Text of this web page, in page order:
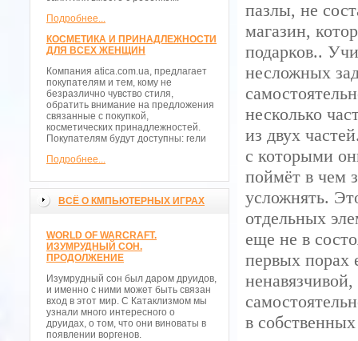
Подробнее...
КОСМЕТИКА И ПРИНАДЛЕЖНОСТИ
ДЛЯ ВСЕХ ЖЕНЩИН
Компания atica.com.ua, предлагает
покупателям и тем, кому не
безразлично чувство стиля,
обратить внимание на предложения
связанные с покупкой,
косметических принадлежностей.
Покупателям будут доступны: гели
Подробнее...
ВСЁ О КМПЬЮТЕРНЫХ ИГРАХ
WORLD OF WARCRAFT.
ИЗУМРУДНЫЙ СОН.
ПРОДОЛЖЕНИЕ
Изумрудный сон был даром друидов,
и именно с ними может быть связан
вход в этот мир. С Катаклизмом мы
узнали много интересного о
друидах, о том, что они виноваты в
появлении воргенов.
пазлы, не
магазин,
подарков..
несложных
несколько
из двух
с которыми
поймёт в чем
усложнять.
отдельных
еще не в
первых порах
в